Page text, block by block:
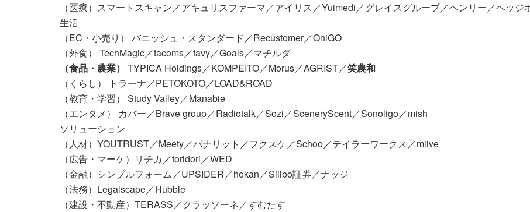
（医療）スマートスキャン／アキュリスファーマ／アイリス／Yuimedi／グレイスグループ／ヘンリー／ヘッジ
生活
（EC・小売り） バニッシュ・スタンダード／Recustomer／OniGO
（外食） TechMagic／tacoms／favy／Goals／マチルダ
（食品・農業） TYPICA Holdings／KOMPEITO／Morus／AGRIST／笑農和
（くらし） トラーナ／PETOKOTO／LOAD&ROAD
（教育・学習） Study Valley／Manabie
（エンタメ） カバー／Brave group／Radiotalk／Sozi／SceneryScent／Sonoligo／mish
ソリューション
（人材）YOUTRUST／Meety／パナリット／フクスケ／Schoo／テイラーワークス／miive
（広告・マーケ）リチカ／toridori／WED
（金融）シンプルフォーム／UPSIDER／hokan／Siiibo証券／ナッジ
（法務）Legalscape／Hubble
（建設・不動産）TERASS／クラッソーネ／すむたす